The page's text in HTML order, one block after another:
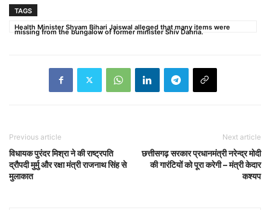
TAGS
Health Minister Shyam Bihari Jaiswal alleged that many items were
missing from the bungalow of former minister Shiv Dahria.
Previous article
विधायक पुरंदर मिश्रा ने की राष्ट्रपति
द्रौपदी मुर्मु और रक्षा मंत्री राजनाथ सिंह से
मुलाकात
Next article
छत्तीसगढ़ सरकार प्रधानमंत्री नरेन्द्र मोदी
की गारंटियों को पूरा करेगी – मंत्री केदार
कश्यप